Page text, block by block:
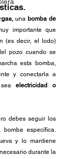
una bomba de
importante que
(es decir, el lodo)
pozo cuando se
esta bomba,
y conectarla a
sea electricidad o
debes seguir los
específica.
y lo mantiene
durante la